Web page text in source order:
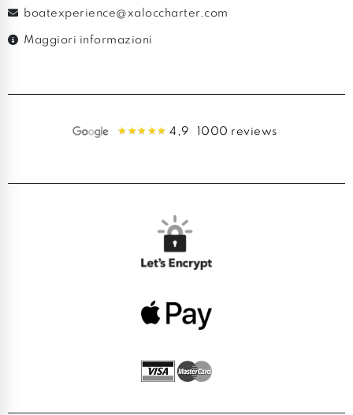
boatexperience@xaloccharter.com
Maggiori informazioni
4,9 1000 reviews